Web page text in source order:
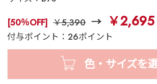
[50％OFF] ￥5,390 ￥2,695
付与ポイント：26ポイント
色・サイズを